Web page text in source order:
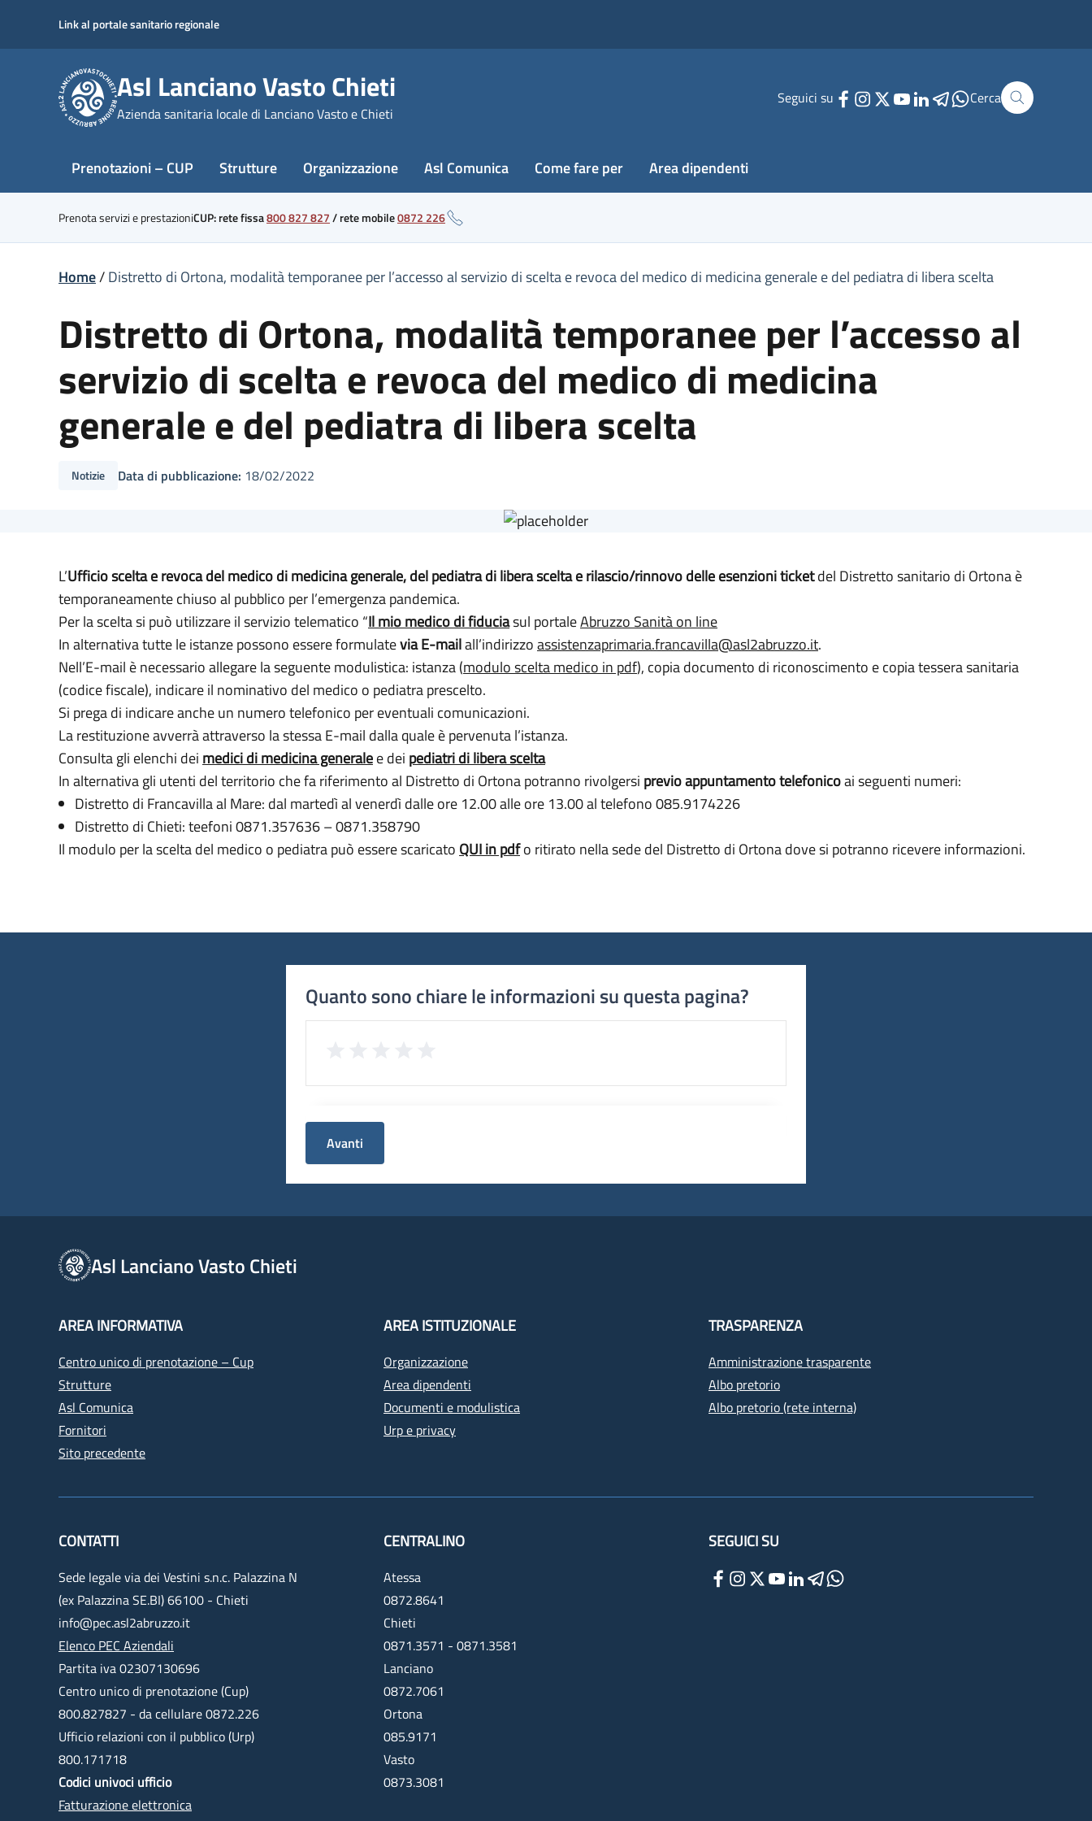
content
Link al portale sanitario regionale
Asl Lanciano Vasto Chieti
Azienda sanitaria locale di Lanciano Vasto e Chieti
Seguici su Cerca
Prenotazioni – CUP Strutture Organizzazione Asl Comunica Come fare per Area dipendenti
Prenota servizi e prestazioniCUP: rete fissa800 827 827/rete mobile0872 226
Home/Distretto di Ortona, modalità temporanee per l’accesso al servizio di scelta e revoca del medico di medicina generale e del pediatra di libera scelta
Distretto di Ortona, modalità temporanee per l’accesso al
servizio di scelta e revoca del medico di medicina
generale e del pediatra di libera scelta
Notizie Data di pubblicazione: 18/02/2022
L’Ufficio scelta e revoca del medico di medicina generale, del pediatra di libera scelta e rilascio/rinnovo delle esenzioni ticketdel Distretto sanitario di Ortona è
temporaneamente chiuso al pubblico per l’emergenza pandemica.
Per la scelta si può utilizzare il servizio telematico “Il mio medico di fiduciasul portaleAbruzzo Sanità on line
In alternativa tutte le istanze possono essere formulatevia E-mailall’indirizzoassistenzaprimaria.francavilla@asl2abruzzo.it.
Nell’E-mail è necessario allegare la seguente modulistica: istanza (modulo scelta medico in pdf), copia documento di riconoscimento e copia tessera sanitaria
(codice fiscale), indicare il nominativo del medico o pediatra prescelto.
Si prega di indicare anche un numero telefonico per eventuali comunicazioni.
La restituzione avverrà attraverso la stessa E-mail dalla quale è pervenuta l’istanza.
Consulta gli elenchi dei medici di medicina generalee dei pediatri di libera scelta
In alternativa gli utenti del territorio che fa riferimento al Distretto di Ortona potranno rivolgersi previo appuntamento telefonicoai seguenti numeri:
Distretto di Francavilla al Mare: dal martedì al venerdì dalle ore 12.00 alle ore 13.00 al telefono 085.9174226
Distretto di Chieti: teefoni 0871.357636 – 0871.358790
Il modulo per la scelta del medico o pediatra può essere scaricato QUI in pdfo ritirato nella sede del Distretto di Ortona dove si potranno ricevere informazioni.
Quanto sono chiare le informazioni su questa pagina?
Avanti
Asl Lanciano Vasto Chieti
AREA INFORMATIVA
Centro unico di prenotazione – Cup
Strutture
Asl Comunica
Fornitori
Sito precedente
AREA ISTITUZIONALE
Organizzazione
Area dipendenti
Documenti e modulistica
Urp e privacy
TRASPARENZA
Amministrazione trasparente
Albo pretorio
Albo pretorio (rete interna)
CONTATTI
Sede legale via dei Vestini s.n.c. Palazzina N
(ex Palazzina SE.BI) 66100 - Chieti
info@pec.asl2abruzzo.it
Elenco PEC Aziendali
Partita iva 02307130696
Centro unico di prenotazione (Cup)
800.827827 - da cellulare 0872.226
Ufficio relazioni con il pubblico (Urp)
800.171718
Codici univoci ufficio
Fatturazione elettronica
CENTRALINO
Atessa
0872.8641
Chieti
0871.3571 - 0871.3581
Lanciano
0872.7061
Ortona
085.9171
Vasto
0873.3081
SEGUICI SU